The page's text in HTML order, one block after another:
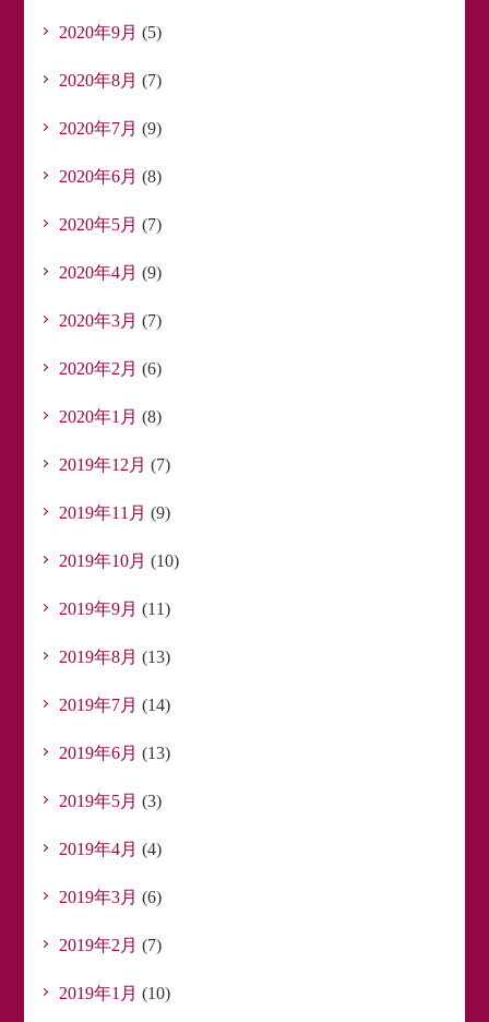
2020年9月 (5)
2020年8月 (7)
2020年7月 (9)
2020年6月 (8)
2020年5月 (7)
2020年4月 (9)
2020年3月 (7)
2020年2月 (6)
2020年1月 (8)
2019年12月 (7)
2019年11月 (9)
2019年10月 (10)
2019年9月 (11)
2019年8月 (13)
2019年7月 (14)
2019年6月 (13)
2019年5月 (3)
2019年4月 (4)
2019年3月 (6)
2019年2月 (7)
2019年1月 (10)